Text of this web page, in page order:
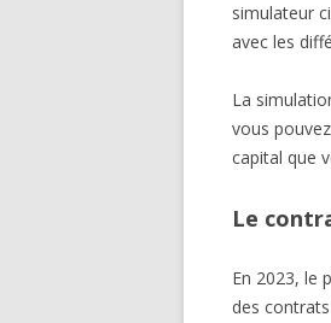
simulateur
avec les
La
vous
capital que
Le
En 2023, le
des